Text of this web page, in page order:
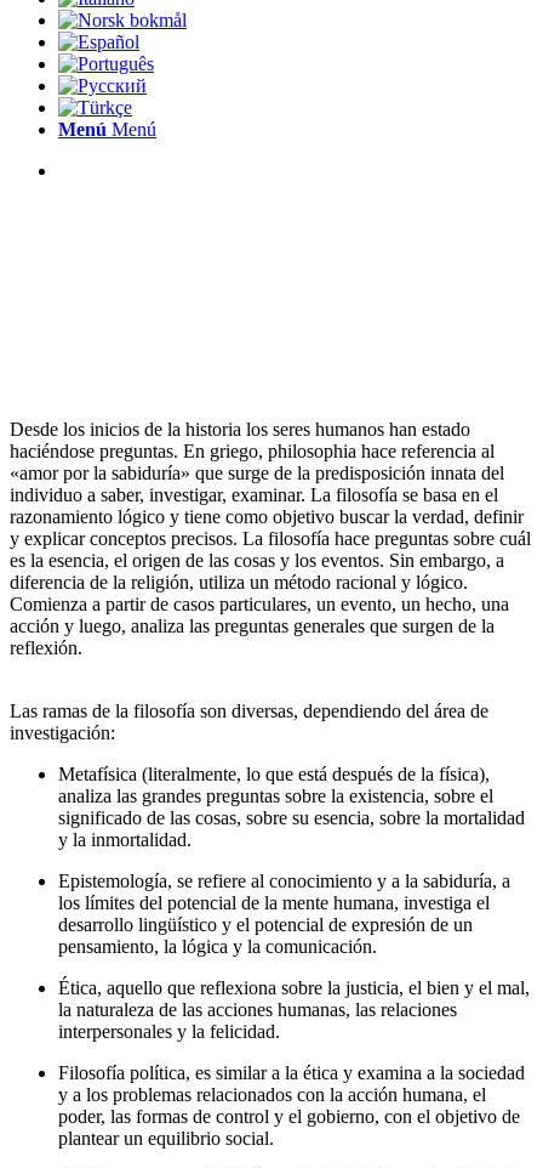
Menú Menú
Desde los inicios de la historia los seres humanos han estado
haciéndose preguntas. En griego, philosophia hace referencia al
«amor por la sabiduría» que surge de la predisposición innata del
individuo a saber, investigar, examinar. La filosofía se basa en el
razonamiento lógico y tiene como objetivo buscar la verdad, definir
y explicar conceptos precisos. La filosofía hace preguntas sobre cuál
es la esencia, el origen de las cosas y los eventos. Sin embargo, a
diferencia de la religión, utiliza un método racional y lógico.
Comienza a partir de casos particulares, un evento, un hecho, una
acción y luego, analiza las preguntas generales que surgen de la
reflexión.
Las ramas de la filosofía son diversas, dependiendo del área de
investigación:
Metafísica (literalmente, lo que está después de la física),
analiza las grandes preguntas sobre la existencia, sobre el
significado de las cosas, sobre su esencia, sobre la mortalidad
y la inmortalidad.
Epistemología, se refiere al conocimiento y a la sabiduría, a
los límites del potencial de la mente humana, investiga el
desarrollo lingüístico y el potencial de expresión de un
pensamiento, la lógica y la comunicación.
Ética, aquello que reflexiona sobre la justicia, el bien y el mal,
la naturaleza de las acciones humanas, las relaciones
interpersonales y la felicidad.
Filosofía política, es similar a la ética y examina a la sociedad
y a los problemas relacionados con la acción humana, el
poder, las formas de control y el gobierno, con el objetivo de
plantear un equilibrio social.